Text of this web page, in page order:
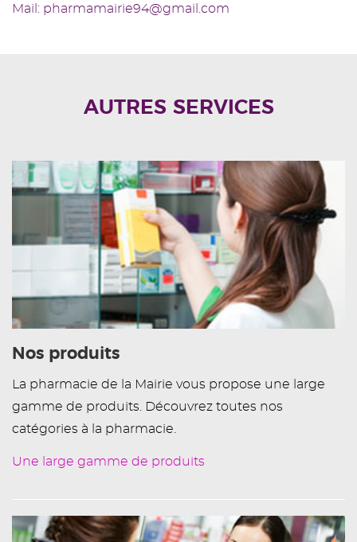
Mail: pharmamairie94@gmail.com
AUTRES SERVICES
Nos produits
La pharmacie de la Mairie vous propose une large
gamme de produits. Découvrez toutes nos
catégories à la pharmacie.
Une large gamme de produits